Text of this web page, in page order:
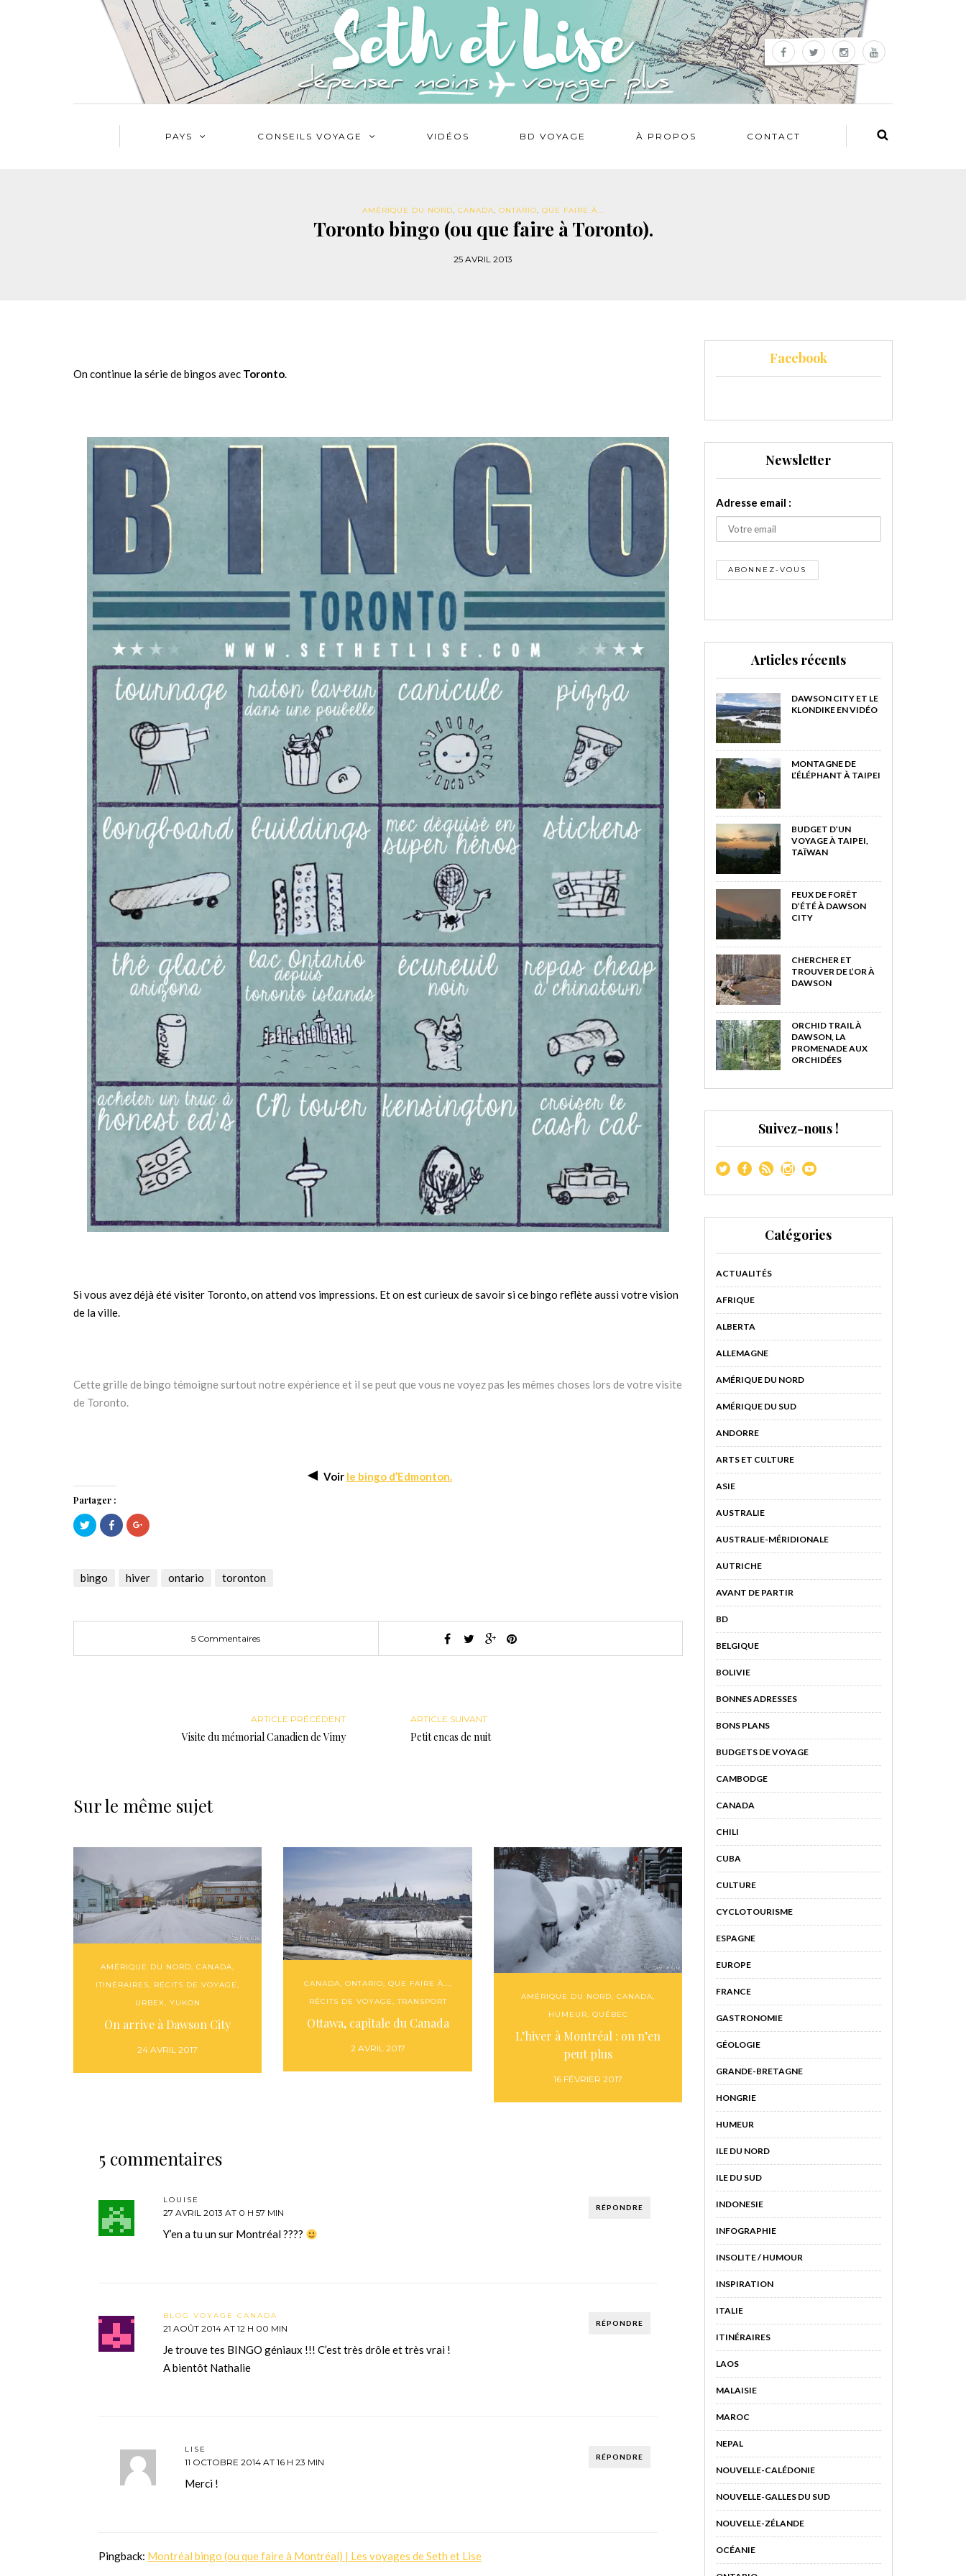
PAYS CONSEILS VOYAGE VIDÉOS BD VOYAGE À PROPOS CONTACT
AMÉRIQUE DU NORD, CANADA, ONTARIO, QUE FAIRE À...
Toronto bingo (ou que faire à Toronto).
25 AVRIL 2013
On continue la série de bingos avec Toronto.
Si vous avez déjà été visiter Toronto, on attend vos impressions. Et on est curieux de savoir si ce bingo reflète aussi votre vision
de la ville.
Cette grille de bingo témoigne surtout notre expérience et il se peut que vous ne voyez pas les mêmes choses lors de votre visite
de Toronto.
◄ Voir le bingo d’Edmonton.
Partager :
Cliquez
pour
partager
une
nouvelle
Cliquez
pour
partager
une
nouvelle
Cliquez
pour
dans
une
bingo hiver ontario toronton
5 Commentaires
ARTICLE PRÉCÉDENT
Visite du mémorial Canadien de Vimy
ARTICLE SUIVANT
Petit encas de nuit
Sur le même sujet
AMÉRIQUE DU NORD,CANADA,
ITINÉRAIRES, RÉCITS DE VOYAGE,
URBEX, YUKON
On arrive à Dawson City
24 AVRIL 2017
CANADA, ONTARIO, QUE FAIRE À...,
RÉCITS DE VOYAGE,TRANSPORT
Ottawa, capitale du Canada
2 AVRIL 2017
AMÉRIQUE DU NORD,CANADA,
HUMEUR, QUÉBEC
L’hiver à Montréal : on n’en
peut plus
16 FÉVRIER 2017
5 commentaires
RÉPONDRE
LOUISE
27 AVRIL 2013 AT 0 H 57 MIN
Y’en a tu un sur Montréal ????
RÉPONDRE
BLOG VOYAGE CANADA
21 AOÛT 2014 AT 12 H 00 MIN
Je trouve tes BINGO géniaux !!! C’est très drôle et très vrai !
A bientôt Nathalie
RÉPONDRE
LISE
11 OCTOBRE 2014 AT 16 H 23 MIN
Merci !
Pingback: Montréal bingo (ou que faire à Montréal) | Les voyages de Seth et Lise
Facebook
Newsletter
Adresse email :
Articles récents
DAWSON CITY ET LE
KLONDIKE EN VIDÉO
MONTAGNE DE
L’ÉLÉPHANT À TAIPEI
BUDGET D’UN
VOYAGE À TAIPEI,
TAÏWAN
FEUX DE FORÊT
D’ÉTÉ À DAWSON
CITY
CHERCHER ET
TROUVER DE L’OR À
DAWSON
ORCHID TRAIL À
DAWSON, LA
PROMENADE AUX
ORCHIDÉES
Suivez-nous !
Catégories
ACTUALITÉS
AFRIQUE
ALBERTA
ALLEMAGNE
AMÉRIQUE DU NORD
AMÉRIQUE DU SUD
ANDORRE
ARTS ET CULTURE
ASIE
AUSTRALIE
AUSTRALIE-MÉRIDIONALE
AUTRICHE
AVANT DE PARTIR
BD
BELGIQUE
BOLIVIE
BONNES ADRESSES
BONS PLANS
BUDGETS DE VOYAGE
CAMBODGE
CANADA
CHILI
CUBA
CULTURE
CYCLOTOURISME
ESPAGNE
EUROPE
FRANCE
GASTRONOMIE
GÉOLOGIE
GRANDE-BRETAGNE
HONGRIE
HUMEUR
ILE DU NORD
ILE DU SUD
INDONESIE
INFOGRAPHIE
INSOLITE / HUMOUR
INSPIRATION
ITALIE
ITINÉRAIRES
LAOS
MALAISIE
MAROC
NEPAL
NOUVELLE-CALÉDONIE
NOUVELLE-GALLES DU SUD
NOUVELLE-ZÉLANDE
OCÉANIE